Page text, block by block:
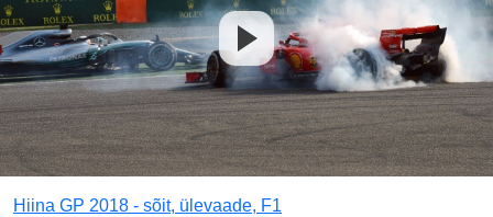
Hiina GP 2018 - sõit, ülevaade, F1